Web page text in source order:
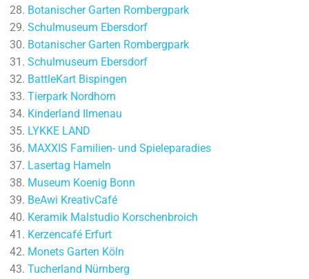
Botanischer Garten Rombergpark
Schulmuseum Ebersdorf
Botanischer Garten Rombergpark
Schulmuseum Ebersdorf
BattleKart Bispingen
Tierpark Nordhorn
Kinderland Ilmenau
LYKKE LAND
MAXXIS Familien- und Spieleparadies
Lasertag Hameln
Museum Koenig Bonn
BeAwi KreativCafé
Keramik Malstudio Korschenbroich
Kerzencafé Erfurt
Monets Garten Köln
Tucherland Nürnberg